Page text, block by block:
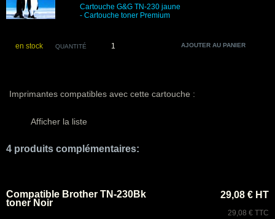
Cartouche G&G TN-230 jaune
- Cartouche toner Premium
en stock QUANTITÉ
Imprimantes compatibles avec cette cartouche :
Afficher la liste
4 produits complémentaires:
Compatible Brother TN-230Bk
toner Noir
29,08 € HT
29,08 € TTC